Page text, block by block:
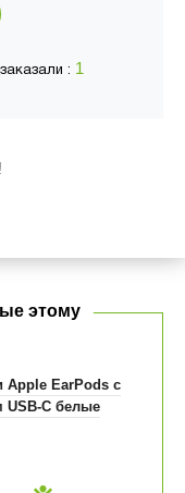
: 1
этому
Apple EarPods с
USB-C белые